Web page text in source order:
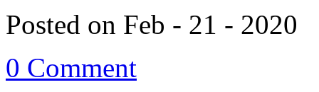
Posted on Feb - 21 - 2020
0 Comment